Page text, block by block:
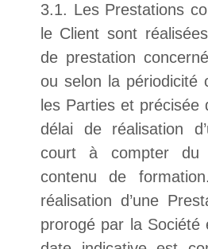
3.1. Les Prestations
le Client sont
de prestation
ou selon la périodicité
les Parties et précisée
délai de réalisation
court à compter du
contenu de
réalisation d’une
prorogé par la Société